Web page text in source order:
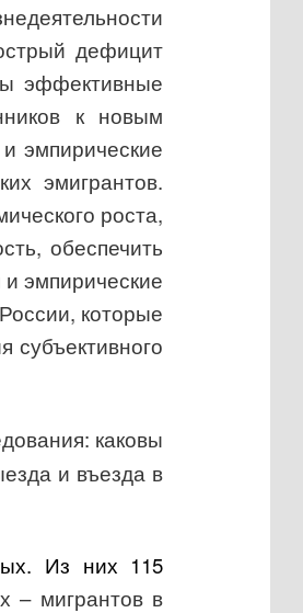
дефицит
эффективные
к новым
эмпирические
эмигрантов.
роста,
обеспечить
эмпирические
которые
субъективного
каковы
и въезда в
Из них 115
– мигрантов в